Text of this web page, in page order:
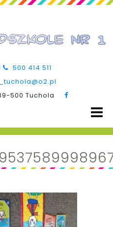
500 414 511
500 Tuchola